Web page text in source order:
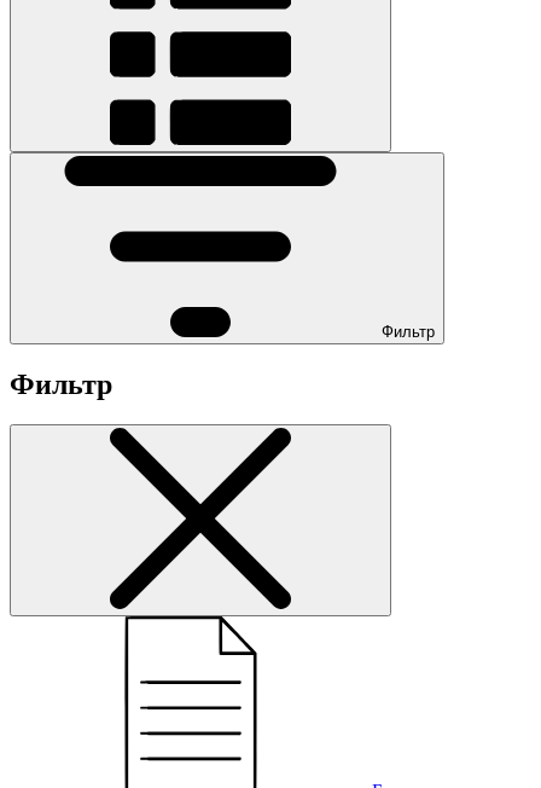
Фильтр
Фильтр